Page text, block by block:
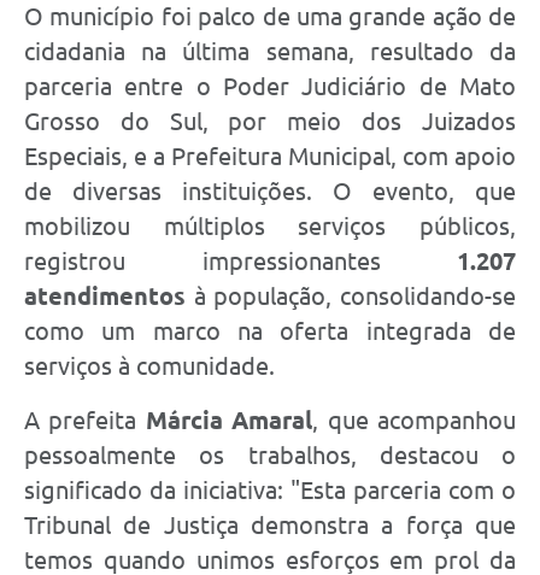
O município foi palco de uma grande ação de
cidadania na última semana, resultado da
parceria entre o Poder Judiciário de Mato
Grosso do Sul, por meio dos Juizados
Especiais, e a Prefeitura Municipal, com apoio
de diversas instituições. O evento, que
mobilizou múltiplos serviços públicos,
registrou impressionantes 1.207
atendimentos à população, consolidando-se
como um marco na oferta integrada de
serviços à comunidade.
A prefeita Márcia Amaral , que acompanhou
pessoalmente os trabalhos, destacou o
significado da iniciativa: "Esta parceria com o
Tribunal de Justiça demonstra a força que
temos quando unimos esforços em prol da